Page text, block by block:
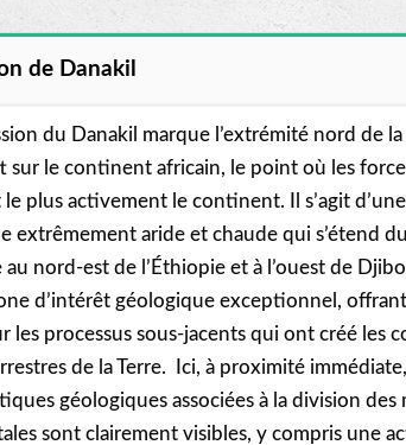
de Danakil
du Danakil marque l’extrémité nord de
sur le continent africain, le point où les
plus activement le continent. Il s’agit
extrêmement aride et chaude qui s’étend
au nord-est de l’Éthiopie et à l’ouest de
d’intérêt géologique exceptionnel,
les processus sous-jacents qui ont créé les
de la Terre. Ici, à proximité
géologiques associées à la division des
sont clairement visibles, y compris une